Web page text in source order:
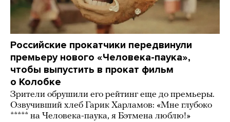
Российские прокатчики передвинули
премьеру нового «Человека-паука»,
чтобы выпустить в прокат фильм
о Колобке
Зрители обрушили его рейтинг еще до премьеры.
Озвучивший хлеб Гарик Харламов: «Мне глубоко
***** на Человека-паука, я Бэтмена люблю!»